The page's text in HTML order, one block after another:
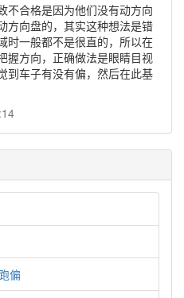
不合格是因为他们没有动方向
方向盘的，其实这种想法是错
时一般都不是很直的，所以在
握方向，正确做法是眼睛目视
到车子有没有偏，然后在此基
偏